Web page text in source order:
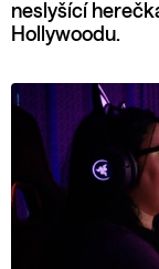
neslyšící
Hollywoodu.